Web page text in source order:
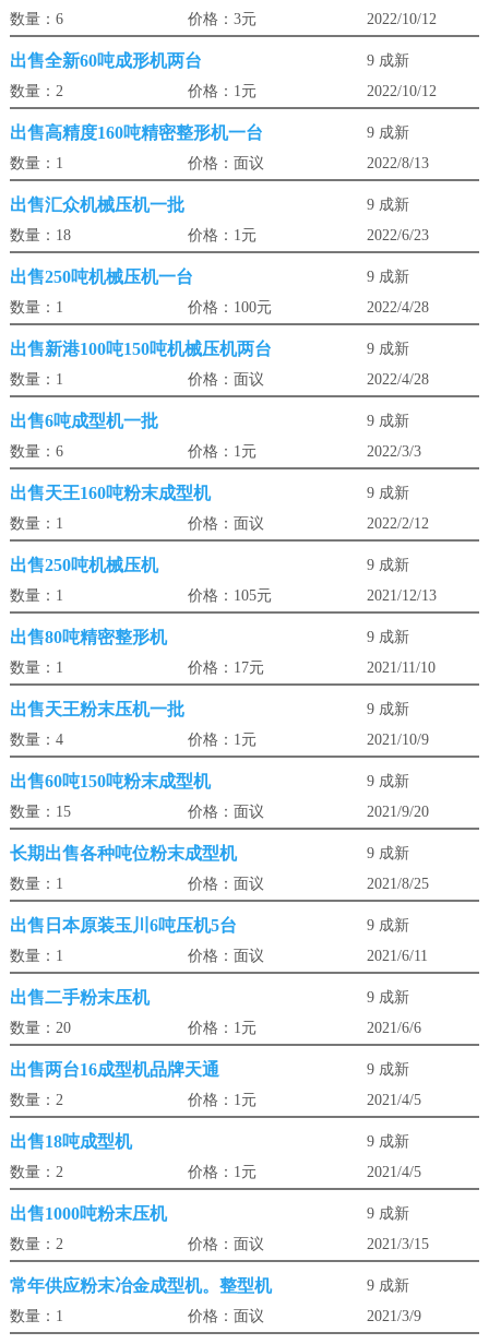
数量：6
价格：3元 2022/10/12
出售全新60吨成形机两台
9 成新
数量：2
价格：1元 2022/10/12
出售高精度160吨精密整形机一台
9 成新
数量：1
价格：面议 2022/8/13
出售汇众机械压机一批
9 成新
数量：18
价格：1元 2022/6/23
出售250吨机械压机一台
9 成新
数量：1
价格：100元 2022/4/28
出售新港100吨150吨机械压机两台
9 成新
数量：1
价格：面议 2022/4/28
出售6吨成型机一批
9 成新
数量：6
价格：1元 2022/3/3
出售天王160吨粉末成型机
9 成新
数量：1
价格：面议 2022/2/12
出售250吨机械压机
9 成新
数量：1
价格：105元 2021/12/13
出售80吨精密整形机
9 成新
数量：1
价格：17元 2021/11/10
出售天王粉末压机一批
9 成新
数量：4
价格：1元 2021/10/9
出售60吨150吨粉末成型机
9 成新
数量：15
价格：面议 2021/9/20
长期出售各种吨位粉末成型机
9 成新
数量：1
价格：面议 2021/8/25
出售日本原装玉川6吨压机5台
9 成新
数量：1
价格：面议 2021/6/11
出售二手粉末压机
9 成新
数量：20
价格：1元 2021/6/6
出售两台16成型机品牌天通
9 成新
数量：2
价格：1元 2021/4/5
出售18吨成型机
9 成新
数量：2
价格：1元 2021/4/5
出售1000吨粉末压机
9 成新
数量：2
价格：面议 2021/3/15
常年供应粉末冶金成型机。整型机
9 成新
数量：1
价格：面议 2021/3/9